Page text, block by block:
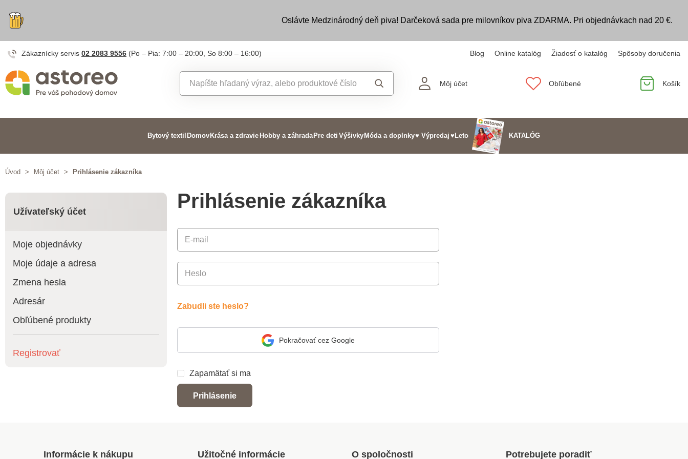
Oslávte Medzinárodný deň piva! Darčeková sada pre milovníkov piva ZDARMA. Pri objednávkach nad 20 €.
Zákaznícky servis 02 2083 9556 (Po – Pia: 7:00 – 20:00, So 8:00 – 16:00) Blog Online katalóg Žiadosť o katalóg Spôsoby doručenia
Môj účet Obľúbené Košík
Bytový textil Domov Krása a zdravie Hobby a záhrada Pre deti Výšivky Móda a doplnky♥ Výpredaj ♥Leto KATALÓG
Úvod > Môj účet > Prihlásenie zákazníka
Užívateľský účet
Moje objednávky
Moje údaje a adresa
Zmena hesla
Adresár
Obľúbené produkty
Registrovať
Prihlásenie zákazníka
E-mail
Heslo
Zabudli ste heslo?
Pokračovať cez Google
Zapamätať si ma
Prihlásenie
Informácie k nákupu Užitočné informácie O spoločnosti Potrebujete poradiť